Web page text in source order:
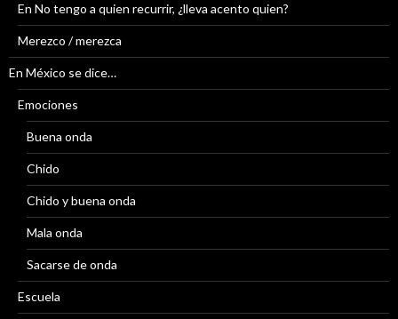
En No tengo a quien recurrir, ¿lleva acento quien?
Merezco / merezca
En México se dice…
Emociones
Buena onda
Chido
Chido y buena onda
Mala onda
Sacarse de onda
Escuela